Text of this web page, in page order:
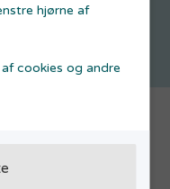
hjørne af
cookies og andre
være med til at give